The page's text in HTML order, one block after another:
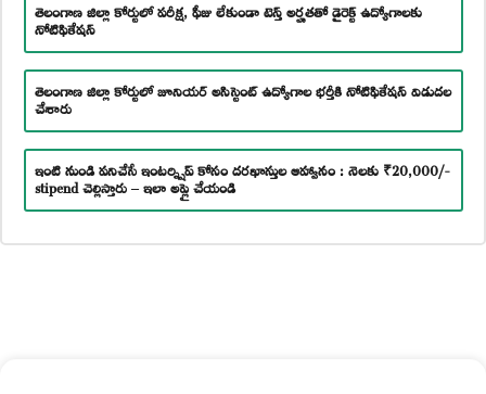
తెలంగాణ జిల్లా కోర్టులో పరీక్ష, ఫీజు లేకుండా టెన్త్ అర్హతతో డైరెక్ట్ ఉద్యోగాలకు
నోటిఫికేషన్
తెలంగాణ జిల్లా కోర్టులో జూనియర్ అసిస్టెంట్ ఉద్యోగాల భర్తీకి నోటిఫికేషన్ విడుదల
చేశారు
ఇంటి నుండి పనిచేసే ఇంటర్న్షిప్ కోసం దరఖాస్తుల ఆహ్వానం : నెలకు ₹20,000/-
stipend చెల్లిస్తారు – ఇలా అప్లై చేయండి